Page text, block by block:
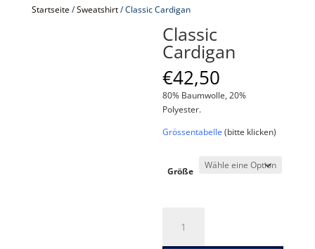
Startseite/Sweatshirt/ Classic Cardigan
Classic
Cardigan
€42,50
80% Baumwolle, 20%
Polyester.
Grössentabelle (bitte klicken)
Größe
Cardigan